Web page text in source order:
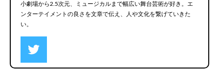
小劇場から2.5次元、ミュージカルまで幅広い舞台芸術が好き。エ
ンターテイメントの良さを文章で伝え、人や文化を繋げていきた
い。